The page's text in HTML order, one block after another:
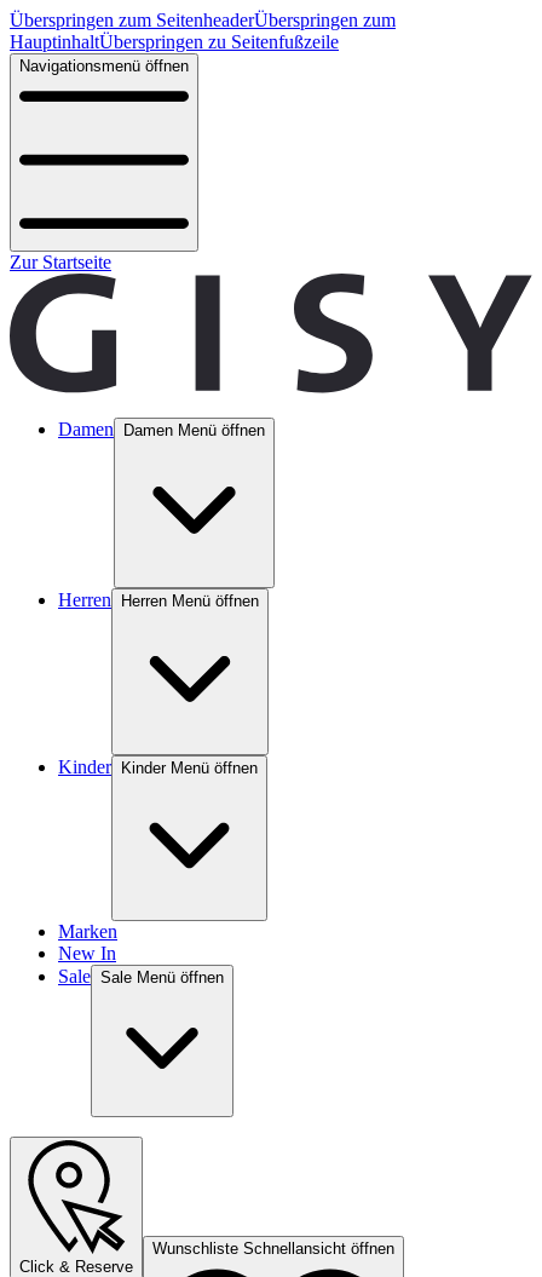
Überspringen zum SeitenheaderÜberspringen zum
HauptinhaltÜberspringen zu Seitenfußzeile
Navigationsmenü öffnen
Zur Startseite
Damen Damen Menü öffnen
Herren Herren Menü öffnen
Kinder Kinder Menü öffnen
Marken
New In
Sale Sale Menü öffnen
Click & Reserve
Wunschliste Schnellansicht öffnen